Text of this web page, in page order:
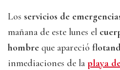
Los servicios de
mañana de este lunes el
hombre que apareció
inmediaciones de la playa